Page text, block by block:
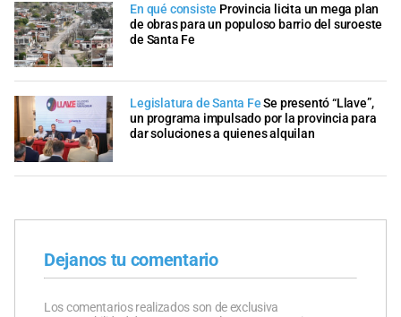
En qué consiste Provincia licita un mega plan
de obras para un populoso barrio del suroeste
de Santa Fe
Legislatura de Santa Fe Se presentó “Llave”,
un programa impulsado por la provincia para
dar soluciones a quienes alquilan
Dejanos tu comentario
Los comentarios realizados son de exclusiva